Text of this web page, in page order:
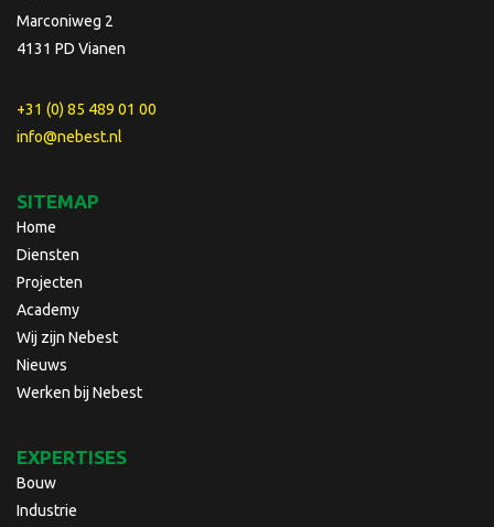
Marconiweg 2
4131 PD Vianen
+31 (0) 85 489 01 00
info@nebest.nl
SITEMAP
Home
Diensten
Projecten
Academy
Wij zijn Nebest
Nieuws
Werken bij Nebest
EXPERTISES
Bouw
Industrie